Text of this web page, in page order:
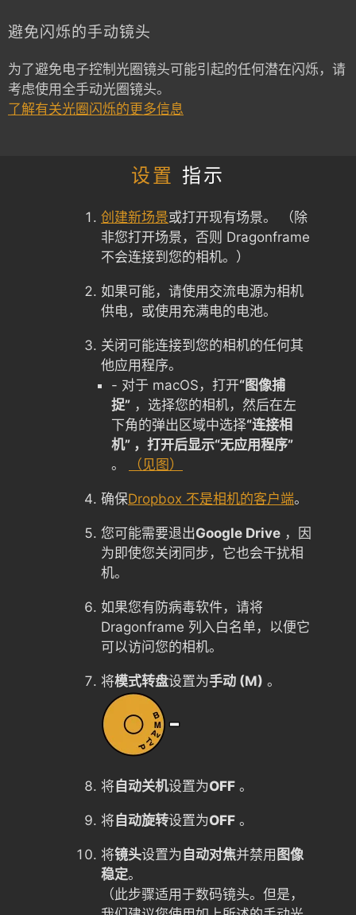
避免闪烁的手动镜头
为了避免电子控制光圈镜头可能引起的任何潜在闪烁，请
考虑使用全手动光圈镜头。
了解有关光圈闪烁的更多信息
设置 指示
创建新场景或打开现有场景。 （除
非您打开场景，否则 Dragonframe
不会连接到您的相机。）
如果可能，请使用交流电源为相机
供电，或使用充满电的电池。
关闭可能连接到您的相机的任何其
他应用程序。
- 对于 macOS，打开“图像捕
捉” ，选择您的相机，然后在左
下角的弹出区域中选择“连接相
机” ，打开后显示“无应用程序”
。
（见图）
确保Dropbox 不是相机的客户端。
您可能需要退出Google Drive ，因
为即使您关闭同步，它也会干扰相
机。
如果您有防病毒软件，请将
Dragonframe 列入白名单，以便它
可以访问您的相机。
将模式转盘设置为手动 (M) 。
将自动关机设置为OFF 。
将自动旋转设置为OFF 。
将镜头设置为自动对焦并禁用 图像
稳定。
（此步骤适用于数码镜头。但是，